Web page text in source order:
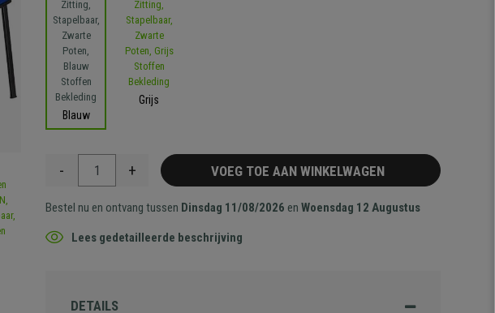
Blauw
Grijs
- + VOEG TOE AAN WINKELWAGEN
Bestel nu en ontvang tussen Dinsdag 11/08/2026 enWoensdag 12 Augustus
Lees gedetailleerde beschrijving
DETAILS